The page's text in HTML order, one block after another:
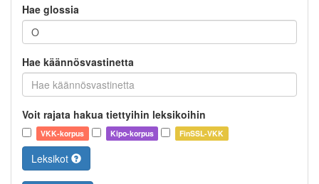
Hae glossia
Hae käännösvastinetta
Voit rajata hakua tiettyihin leksikoihin
VKK-korpus Kipo-korpus FinSSL-VKK
Leksikot